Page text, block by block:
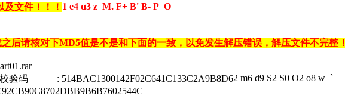
及文件！！！ 1 e4 q3 z M, F+ B' B- P O
后请核对下MD5值是不是和下面的一致，以免发生解压错误，解压文件不完整！
验码 : 514BAC1300142F02C641C133C2A9B8D62 m6 d9 S2 S0 Q2 o8 w `